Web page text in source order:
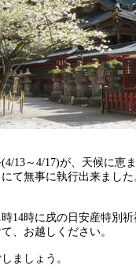
13～4/17)が、天候に恵
て無事に執行出来まし
14時に戌の日安産特別
、お越しください。
ましょう。